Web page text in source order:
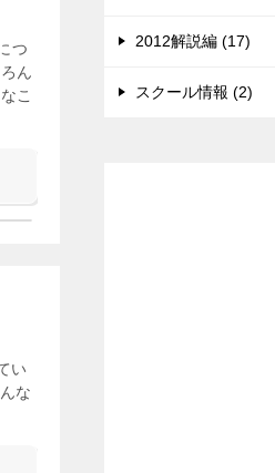
つ
ん
こ
い
な
2012解説編 (17)
スクール情報 (2)